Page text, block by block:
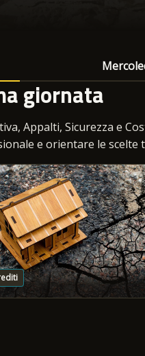
giornata
Appalti, Sicurezza e
e orientare le